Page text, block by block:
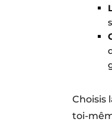
Choisis
toi-